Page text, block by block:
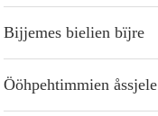
Bijjemes bielien bïjre
Ööhpehtimmien åssjele